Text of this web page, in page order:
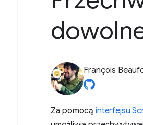
François
Za pomocą interfejsu